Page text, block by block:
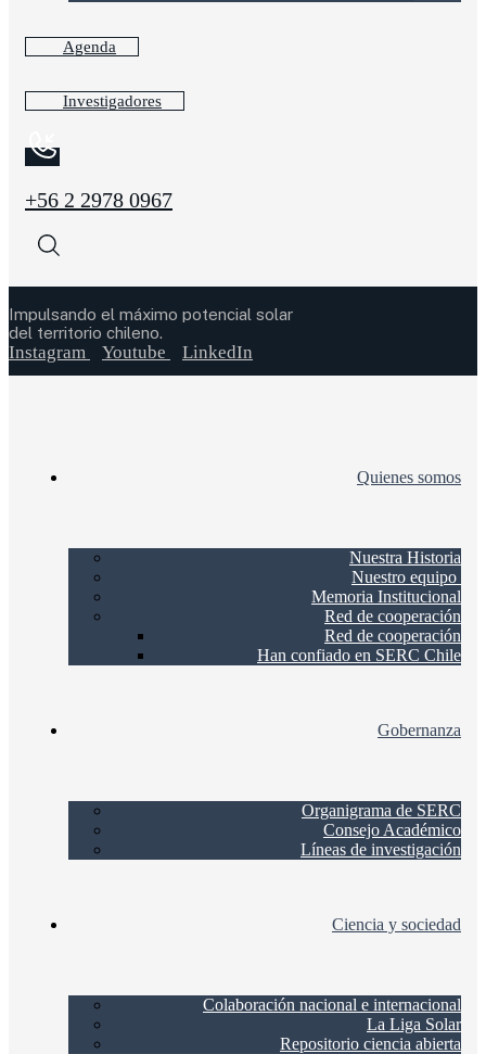
Agenda
Investigadores
+56 2 2978 0967
Impulsando el máximo potencial solar
del territorio chileno.
Instagram Youtube LinkedIn
Quienes somos
Nuestra Historia
Nuestro equipo
Memoria Institucional
Red de cooperación
Red de cooperación
Han confiado en SERC Chile
Gobernanza
Organigrama de SERC
Consejo Académico
Líneas de investigación
Ciencia y sociedad
Colaboración nacional e internacional
La Liga Solar
Repositorio ciencia abierta